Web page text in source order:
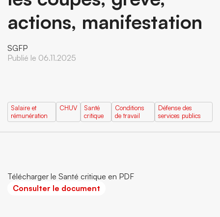
actions, manifestation
SGFP
Publié le 06.11.2025
Salaire et
rémunération
CHUV
Santé
critique
Conditions
de travail
Défense des
services publics
Télécharger le Santé critique en PDF
Consulter le document